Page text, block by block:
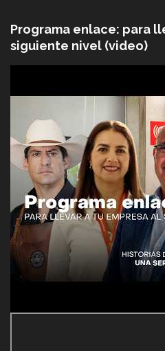
Programa enlace: para
siguiente nivel (video)